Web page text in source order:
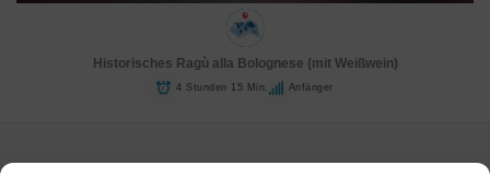
Historisches Ragù alla Bolognese (mit Weißwein)
4 Stunden 15 Min. Anfänger